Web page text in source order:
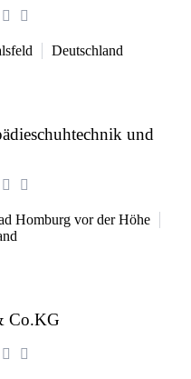
Deutschland
und
Homburg vor der Höhe
Co.KG